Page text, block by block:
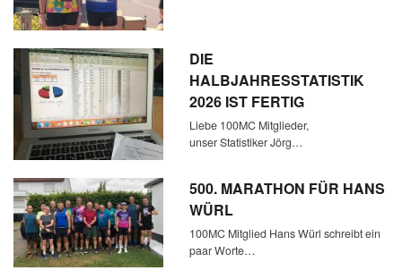
DIE
HALBJAHRESSTATISTIK
2026 IST FERTIG
Liebe 100MC Mitglieder,
unser Statistiker Jörg…
500. MARATHON FÜR HANS
WÜRL
100MC Mitglied Hans Würl schreibt ein
paar Worte…